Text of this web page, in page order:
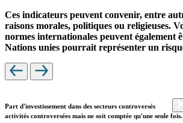
Ces indicateurs peuvent convenir, entre
raisons morales, politiques ou religieuses.
normes internationales peuvent également
Nations unies pourrait représenter un
Part d'investissement dans des secteurs controversés
activités controversées mais ne soit comptée qu'une seule